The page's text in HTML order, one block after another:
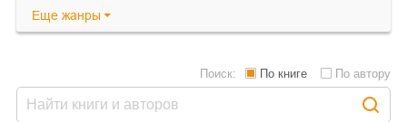
Еще жанры
Поиск: По книге По автору